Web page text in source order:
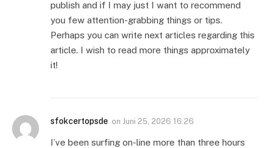
publish and if I may just I want to recommend
you few attention-grabbing things or tips.
Perhaps you can write next articles regarding this
article. I wish to read more things approximately
it!
sfokcertopsde on Juni 25, 2026 16:26
I’ve been surfing on-line more than three hours